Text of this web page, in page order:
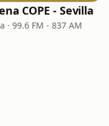
COPE - Sevilla
· 99.6 FM - 837 AM